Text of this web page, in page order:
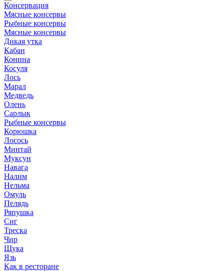
Консервация
Мясные консервы
Рыбные консервы
Мясные консервы
Дикая утка
Кабан
Конина
Косуля
Лось
Марал
Медведь
Олень
Сарлык
Рыбные консервы
Корюшка
Лосось
Минтай
Муксун
Навага
Налим
Нельма
Омуль
Пелядь
Ряпушка
Сиг
Треска
Чир
Щука
Язь
Как в ресторане